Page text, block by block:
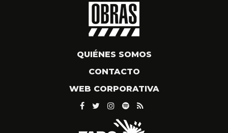
QUIÉNES SOMOS
CONTACTO
WEB CORPORATIVA